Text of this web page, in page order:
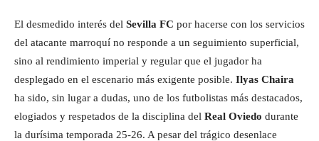
El desmedido interés del Sevilla FC por hacerse con los servicios
del atacante marroquí no responde a un seguimiento superficial,
sino al rendimiento imperial y regular que el jugador ha
desplegado en el escenario más exigente posible. Ilyas Chaira
ha sido, sin lugar a dudas, uno de los futbolistas más destacados,
elogiados y respetados de la disciplina del Real Oviedo durante
la durísima temporada 25-26. A pesar del trágico desenlace